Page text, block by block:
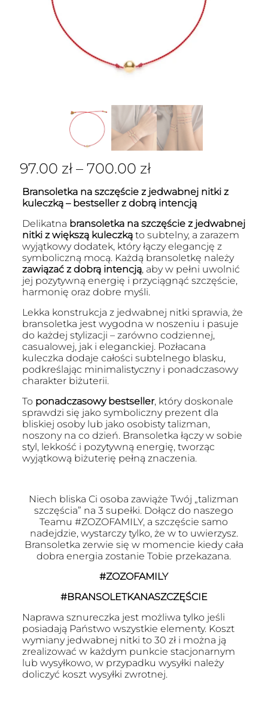
97.00 zł – 700.00 zł
Bransoletka na szczęście z jedwabnej nitki z
kuleczką – bestseller z dobrą intencją
Delikatna bransoletka na szczęście z jedwabnej
nitki z większą kuleczkąto subtelny, a zarazem
wyjątkowy dodatek, który łączy elegancję z
symboliczną mocą. Każdą bransoletkę należy
zawiązać z dobrą intencją, aby w pełni uwolnić
jej pozytywną energię i przyciągnąć szczęście,
harmonię oraz dobre myśli.
Lekka konstrukcja z jedwabnej nitki sprawia, że
bransoletka jest wygodna w noszeniu i pasuje
do każdej stylizacji – zarówno codziennej,
casualowej, jak i eleganckiej. Pozłacana
kuleczka dodaje całości subtelnego blasku,
podkreślając minimalistyczny i ponadczasowy
charakter biżuterii.
To ponadczasowy bestseller, który doskonale
sprawdzi się jako symboliczny prezent dla
bliskiej osoby lub jako osobisty talizman,
noszony na co dzień. Bransoletka łączy w sobie
styl, lekkość i pozytywną energię, tworząc
wyjątkową biżuterię pełną znaczenia.
Niech bliska Ci osoba zawiąże Twój „talizman
szczęścia” na 3 supełki. Dołącz do naszego
Teamu #ZOZOFAMILY, a szczęście samo
nadejdzie, wystarczy tylko, że w to uwierzysz.
Bransoletka zerwie się w momencie kiedy cała
dobra energia zostanie Tobie przekazana.
#ZOZOFAMILY
#BRANSOLETKANASZCZĘŚCIE
Naprawa sznureczka jest możliwa tylko jeśli
posiadają Państwo wszystkie elementy. Koszt
wymiany jedwabnej nitki to 30 zł i można ją
zrealizować w każdym punkcie stacjonarnym
lub wysyłkowo, w przypadku wysyłki należy
doliczyć koszt wysyłki zwrotnej.